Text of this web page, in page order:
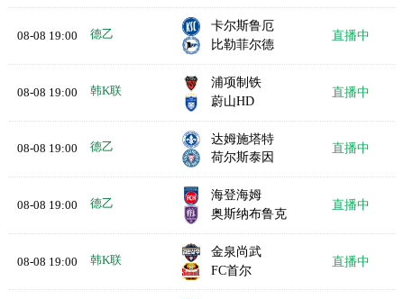
08-08 19:00 德乙
卡尔斯鲁厄
比勒菲尔德
直播中
08-08 19:00 韩K联
浦项制铁
蔚山HD
直播中
08-08 19:00 德乙
达姆施塔特
荷尔斯泰因
直播中
08-08 19:00 德乙
海登海姆
奥斯纳布鲁克
直播中
08-08 19:00 韩K联
金泉尚武
FC首尔
直播中